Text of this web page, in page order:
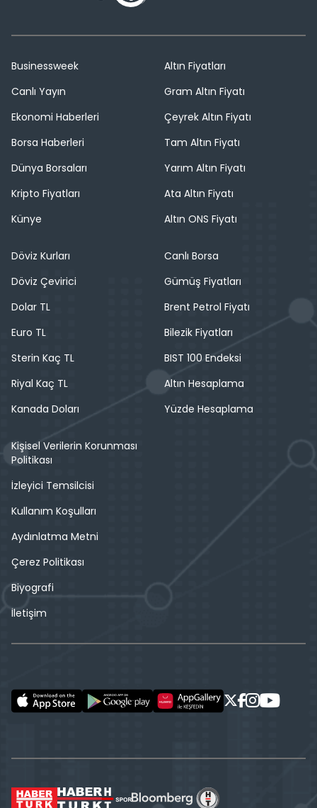
Businessweek
Canlı Yayın
Ekonomi Haberleri
Borsa Haberleri
Dünya Borsaları
Kripto Fiyatları
Künye
Altın Fiyatları
Gram Altın Fiyatı
Çeyrek Altın Fiyatı
Tam Altın Fiyatı
Yarım Altın Fiyatı
Ata Altın Fiyatı
Altın ONS Fiyatı
Döviz Kurları
Döviz Çevirici
Dolar TL
Euro TL
Sterin Kaç TL
Riyal Kaç TL
Kanada Doları
Canlı Borsa
Gümüş Fiyatları
Brent Petrol Fiyatı
Bilezik Fiyatları
BIST 100 Endeksi
Altın Hesaplama
Yüzde Hesaplama
Kişisel Verilerin Korunması
Politikası
İzleyici Temsilcisi
Kullanım Koşulları
Aydınlatma Metni
Çerez Politikası
Biyografi
İletişim